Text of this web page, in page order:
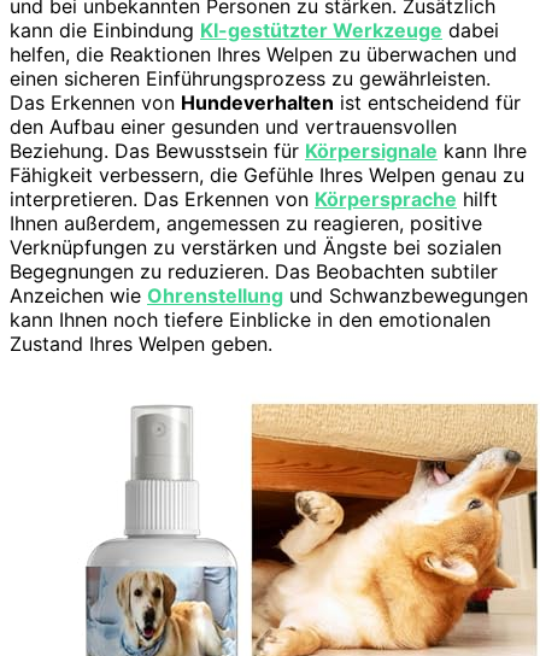
und bei unbekannten Personen zu stärken. Zusätzlich
kann die Einbindung KI-gestützter Werkzeuge dabei
helfen, die Reaktionen Ihres Welpen zu überwachen und
einen sicheren Einführungsprozess zu gewährleisten.
Das Erkennen von Hundeverhalten ist entscheidend für
den Aufbau einer gesunden und vertrauensvollen
Beziehung. Das Bewusstsein für Körpersignale kann Ihre
Fähigkeit verbessern, die Gefühle Ihres Welpen genau zu
interpretieren. Das Erkennen von Körpersprache hilft
Ihnen außerdem, angemessen zu reagieren, positive
Verknüpfungen zu verstärken und Ängste bei sozialen
Begegnungen zu reduzieren. Das Beobachten subtiler
Anzeichen wie Ohrenstellung und Schwanzbewegungen
kann Ihnen noch tiefere Einblicke in den emotionalen
Zustand Ihres Welpen geben.